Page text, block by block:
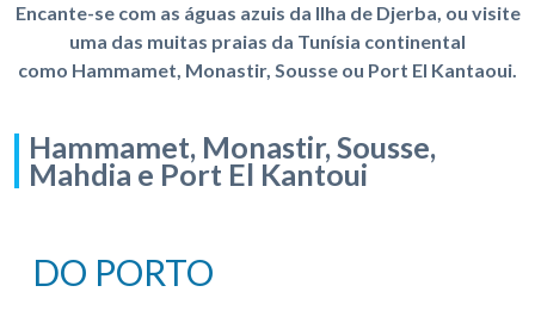
Encante-se com as águas azuis da Ilha de Djerba, ou visite
uma das muitas praias da Tunísia continental
como Hammamet, Monastir, Sousse ou Port El Kantaoui.
Hammamet, Monastir, Sousse,
Mahdia e Port El Kantoui
DO PORTO